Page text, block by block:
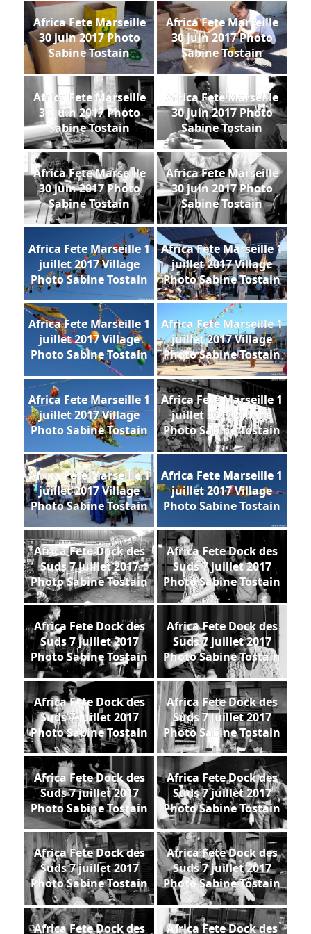
Africa Fete Marseille
30 juin 2017 Photo
Sabine Tostain
Africa Fete Marseille
30 juin 2017 Photo
Sabine Tostain
Africa Fete Marseille
30 juin 2017 Photo
Sabine Tostain
Africa Fete Marseille
30 juin 2017 Photo
Sabine Tostain
Africa Fete Marseille
30 juin 2017 Photo
Sabine Tostain
Africa Fete Marseille
30 juin 2017 Photo
Sabine Tostain
Africa Fete Marseille 1
juillet 2017 Village
Photo Sabine Tostain
Africa Fete Marseille 1
juillet 2017 Village
Photo Sabine Tostain
Africa Fete Marseille 1
juillet 2017 Village
Photo Sabine Tostain
Africa Fete Marseille 1
juillet 2017 Village
Photo Sabine Tostain
Africa Fete Marseille 1
juillet 2017 Village
Photo Sabine Tostain
Africa Fete Marseille 1
juillet 2017 Village
Photo Sabine Tostain
Africa Fete Marseille 1
juillet 2017 Village
Photo Sabine Tostain
Africa Fete Marseille 1
juillet 2017 Village
Photo Sabine Tostain
Africa Fete Dock des
Suds 7 juillet 2017
Photo Sabine Tostain
Africa Fete Dock des
Suds 7 juillet 2017
Photo Sabine Tostain
Africa Fete Dock des
Suds 7 juillet 2017
Photo Sabine Tostain
Africa Fete Dock des
Suds 7 juillet 2017
Photo Sabine Tostain
Africa Fete Dock des
Suds 7 juillet 2017
Photo Sabine Tostain
Africa Fete Dock des
Suds 7 juillet 2017
Photo Sabine Tostain
Africa Fete Dock des
Suds 7 juillet 2017
Photo Sabine Tostain
Africa Fete Dock des
Suds 7 juillet 2017
Photo Sabine Tostain
Africa Fete Dock des
Suds 7 juillet 2017
Photo Sabine Tostain
Africa Fete Dock des
Suds 7 juillet 2017
Photo Sabine Tostain
Africa Fete Dock des
Africa Fete Dock des